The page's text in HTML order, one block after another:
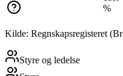
%
Kilde: Regnskapsregisteret
Styre og ledelse